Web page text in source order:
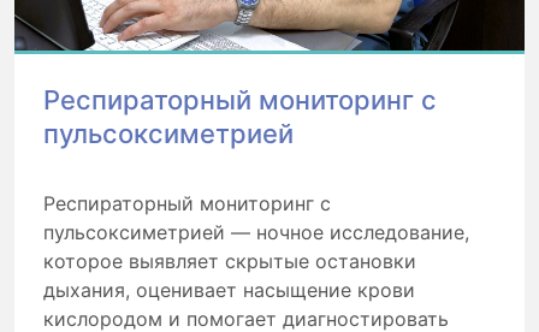
Респираторный мониторинг с
пульсоксиметрией
Респираторный мониторинг с
пульсоксиметрией — ночное исследование,
которое выявляет скрытые остановки
дыхания, оценивает насыщение крови
кислородом и помогает диагностировать